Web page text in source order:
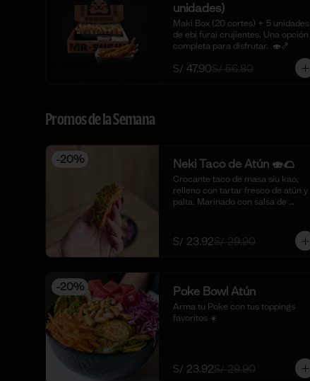
unidades)
Maki Box (20 cortes) + 5 unidades
de ebi furai crujientes. Una opción
completa para disfrutar.  🍣🍤
S/ 47.90S/ 56.80
Promos de la Semana
-20% Neki Taco de Atún 🍣🌮
Crocante taco de masa siu kao,
relleno con tartar fresco de atún y
palta. Marinado con salsa de
🍣🌮 (4 piezas)
S/ 23.92S/ 29.90
-20% Poke Bowl Atún
Arma tu Poke con tus toppings
favoritos ☀️
S/ 23.92S/ 29.90